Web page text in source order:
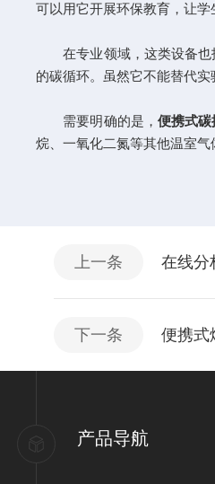
可以用它开展环保教育，让
在专业领域，这类设备也扮
的碳循环。虽然它不能替代
需要明确的是， 便携式碳
烷、一氧化二氮等其他温室气
上一条 在线分
下一条 便携式
产品导航